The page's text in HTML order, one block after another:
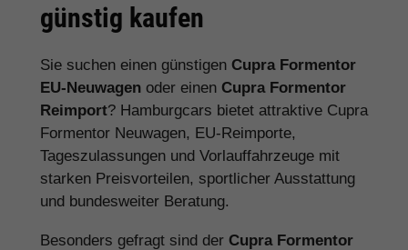
günstig kaufen
Sie suchen einen günstigen Cupra Formentor
EU-Neuwagen oder einen Cupra Formentor
Reimport? Hamburgcars bietet attraktive Cupra
Formentor Neuwagen, EU-Reimporte,
Tageszulassungen und Vorlauffahrzeuge mit
starken Preisvorteilen, sportlicher Ausstattung
und bundesweiter Beratung.
Besonders gefragt sind der Cupra Formentor